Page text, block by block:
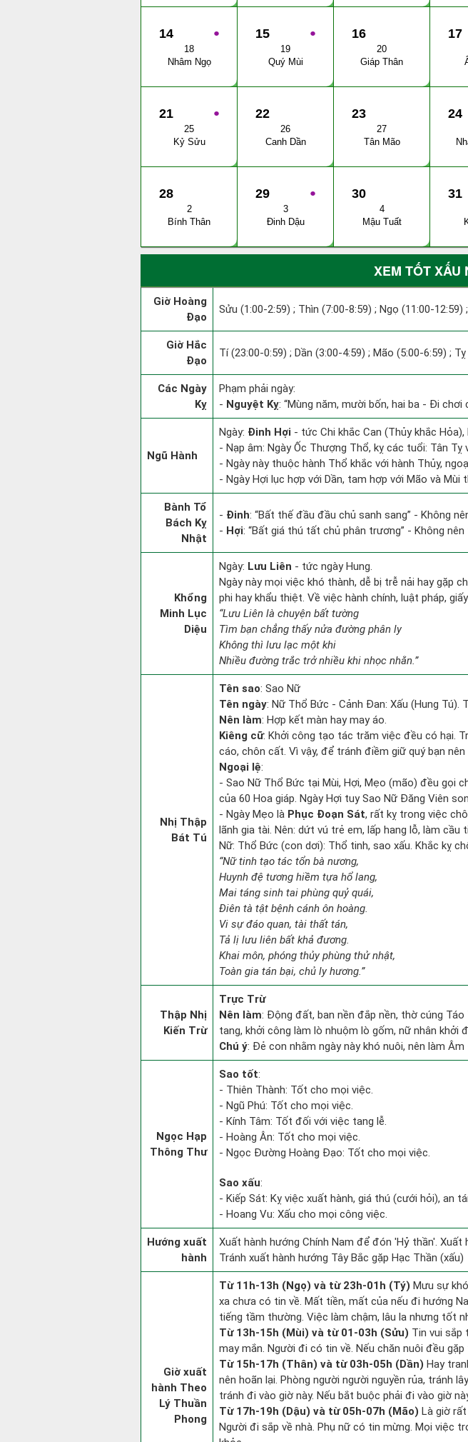
●
14
18
Nhâm Ngọ
●
15
19
Quý Mùi
16
20
Giáp Thân
17
●
21
25
Kỷ Sửu
22
26
Canh Dần
23
27
Tân Mão
24
28
2
Bính Thân
●
29
3
Đinh Dậu
30
4
Mậu Tuất
31
XEM TỐT XẤU
Giờ Hoàng
Đạo
Sửu (1:00-2:59) ; Thìn (7:00-8:59) ; Ngọ (11:00-
Giờ Hắc
Đạo
Tí (23:00-0:59) ; Dần (3:00-4:59) ; Mão (5:00-6:59) ;
Các Ngày
Kỵ
Phạm phải ngày:
- Nguyệt Kỵ: “Mùng năm, mười bốn, hai ba - Đi chơi
Ngũ Hành
Ngày: Đinh Hợi - tức Chi khắc Can (Thủy khắc
- Nạp âm: Ngày Ốc Thượng Thổ, kỵ các tuổi: Tân Tỵ
- Ngày này thuộc hành Thổ khắc với hành Thủy,
- Ngày Hợi lục hợp với Dần, tam hợp với Mão và Mùi
Bành Tổ
Bách Kỵ
Nhật
- Đinh: “Bất thế đầu đầu chủ sanh sang” - Không
- Hợi: “Bất giá thú tất chủ phân trương” - Không
Khổng
Minh Lục
Diệu
Ngày: Lưu Liên - tức ngày Hung.
Ngày này mọi việc khó thành, dễ bị trễ nải hay gặp
phi hay khẩu thiệt. Về việc hành chính, luật pháp,
“Lưu Liên là chuyện bất tường
Tìm bạn chẳng thấy nửa đường phân ly
Không thì lưu lạc một khi
Nhiều đường trắc trở nhiều khi nhọc nhằn.”
Nhị Thập
Bát Tú
Tên sao: Sao Nữ
Tên ngày: Nữ Thổ Bức - Cảnh Đan: Xấu (Hung Tú).
Nên làm: Hợp kết màn hay may áo.
Kiêng cữ: Khởi công tạo tác trăm việc đều có hại.
cáo, chôn cất. Vì vậy, để tránh điềm giữ quý bạn
Ngoại lệ:
- Sao Nữ Thổ Bức tại Mùi, Hợi, Mẹo (mão) đều gọi
của 60 Hoa giáp. Ngày Hợi tuy Sao Nữ Đăng Viên
- Ngày Mẹo là Phục Đoạn Sát, rất kỵ trong việc
lãnh gia tài. Nên: dứt vú trẻ em, lấp hang lỗ, làm
Nữ: Thổ Bức (con dơi): Thổ tinh, sao xấu. Khắc kỵ
“Nữ tinh tạo tác tổn bà nương,
Huynh đệ tương hiềm tựa hổ lang,
Mai táng sinh tai phùng quỷ quái,
Điên tà tật bệnh cánh ôn hoàng.
Vi sự đáo quan, tài thất tán,
Tả lị lưu liên bất khả đương.
Khai môn, phóng thủy phùng thử nhật,
Toàn gia tán bại, chủ ly hương.”
Thập Nhị
Kiến Trừ
Trực Trừ
Nên làm: Động đất, ban nền đắp nền, thờ cúng
tang, khởi công làm lò nhuộm lò gốm, nữ nhân khởi
Chú ý: Đẻ con nhằm ngày này khó nuôi, nên làm
Ngọc Hạp
Thông Thư
Sao tốt:
- Thiên Thành: Tốt cho mọi việc.
- Ngũ Phú: Tốt cho mọi việc.
- Kính Tâm: Tốt đối với việc tang lễ.
- Hoàng Ân: Tốt cho mọi việc.
- Ngọc Đường Hoàng Đạo: Tốt cho mọi việc.
Sao xấu:
- Kiếp Sát: Kỵ việc xuất hành, giá thú (cưới hỏi), an
- Hoang Vu: Xấu cho mọi công việc.
Hướng xuất
hành
Xuất hành hướng Chính Nam để đón 'Hỷ thần'.
Tránh xuất hành hướng Tây Bắc gặp Hạc Thần (xấu)
Giờ xuất
hành Theo
Lý Thuần
Phong
Từ 11h-13h (Ngọ) và từ 23h-01h (Tý) Mưu sự
xa chưa có tin về. Mất tiền, mất của nếu đi hướng
tiếng tầm thường. Việc làm chậm, lâu la nhưng tốt
Từ 13h-15h (Mùi) và từ 01-03h (Sửu) Tin vui sắp
may mắn. Người đi có tin về. Nếu chăn nuôi đều gặp
Từ 15h-17h (Thân) và từ 03h-05h (Dần) Hay
nên hoãn lại. Phòng người người nguyền rủa, tránh
tránh đi vào giờ này. Nếu bắt buộc phải đi vào giờ
Từ 17h-19h (Dậu) và từ 05h-07h (Mão) Là giờ
Người đi sắp về nhà. Phụ nữ có tin mừng. Mọi việc